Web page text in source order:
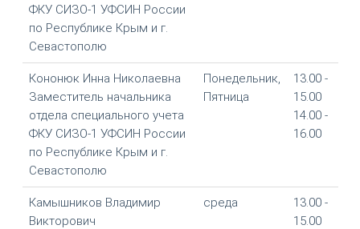
ФКУ СИЗО-1 УФСИН России
по Республике Крым и г.
Севастополю
Кононюк Инна Николаевна
Заместитель начальника
отдела специального учета
ФКУ СИЗО-1 УФСИН России
по Республике Крым и г.
Севастополю
Понедельник,
Пятница
13.00 -
15.00
14.00 -
16.00
Камышников Владимир
Викторович
среда
13.00 -
15.00